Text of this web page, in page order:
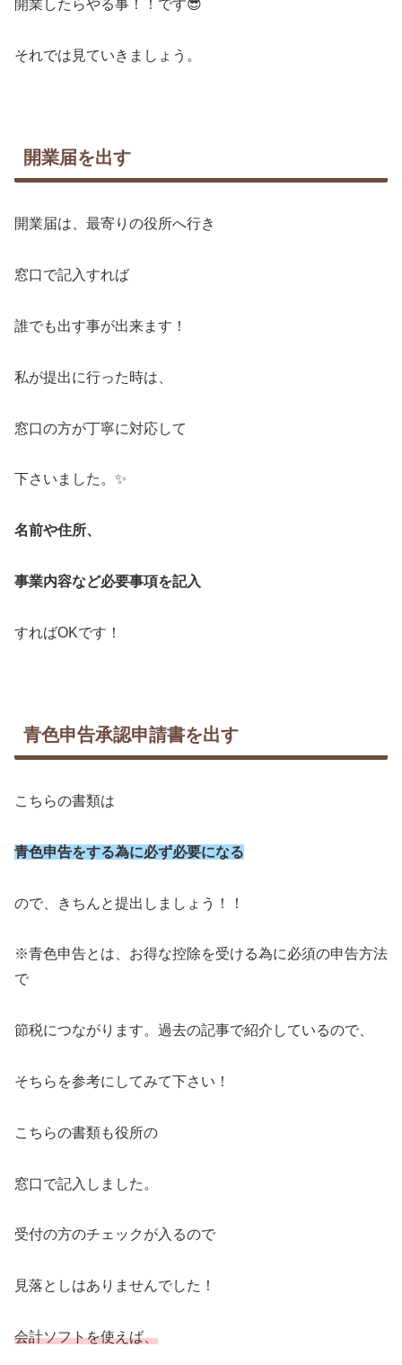
開業したらやる事！！です😎
それでは見ていきましょう。
開業届を出す
開業届は、最寄りの役所へ行き
窓口で記入すれば
誰でも出す事が出来ます！
私が提出に行った時は、
窓口の方が丁寧に対応して
下さいました。✨
名前や住所、
事業内容など必要事項を記入
すればOKです！
青色申告承認申請書を出す
こちらの書類は
青色申告をする為に必ず必要になる
ので、きちんと提出しましょう！！
※青色申告とは、お得な控除を受ける為に必須の申告方法
で
節税につながります。過去の記事で紹介しているので、
そちらを参考にしてみて下さい！
こちらの書類も役所の
窓口で記入しました。
受付の方のチェックが入るので
見落としはありませんでした！
会計ソフトを使えば、